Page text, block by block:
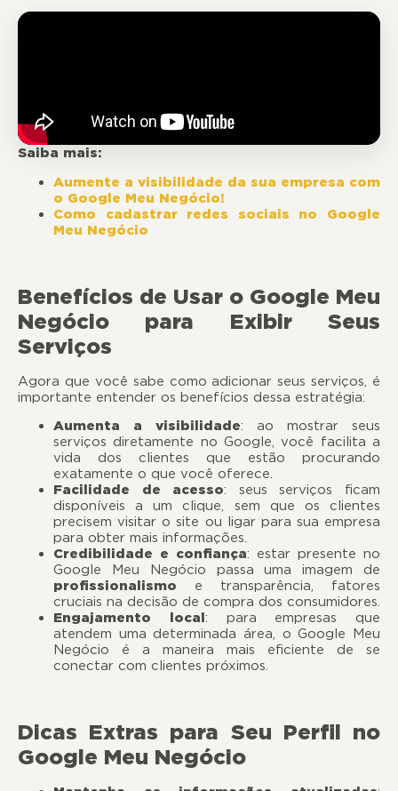
Saiba mais:
Aumente a visibilidade da sua empresa com
o Google Meu Negócio!
Como cadastrar redes sociais no Google
Meu Negócio
Benefícios de Usar o Google Meu
Negócio para Exibir Seus
Serviços
Agora que você sabe como adicionar seus serviços, é
importante entender os benefícios dessa estratégia:
Aumenta a visibilidade: ao mostrar seus
serviços diretamente no Google, você facilita a
vida dos clientes que estão procurando
exatamente o que você oferece.
Facilidade de acesso: seus serviços ficam
disponíveis a um clique, sem que os clientes
precisem visitar o site ou ligar para sua empresa
para obter mais informações.
Credibilidade e confiança: estar presente no
Google Meu Negócio passa uma imagem de
profissionalismo e transparência, fatores
cruciais na decisão de compra dos consumidores.
Engajamento local: para empresas que
atendem uma determinada área, o Google Meu
Negócio é a maneira mais eficiente de se
conectar com clientes próximos.
Dicas Extras para Seu Perfil no
Google Meu Negócio